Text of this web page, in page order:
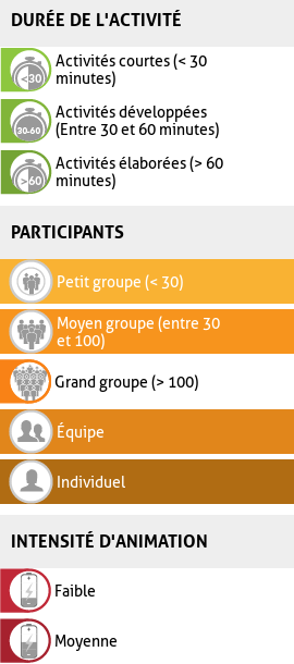
DURÉE DE L'ACTIVITÉ
Activités courtes (< 30
minutes)
Activités développées
(Entre 30 et 60 minutes)
Activités élaborées (> 60
minutes)
PARTICIPANTS
Petit groupe (< 30)
Moyen groupe (entre 30
et 100)
Grand groupe (> 100)
Équipe
Individuel
INTENSITÉ D'ANIMATION
Faible
Moyenne